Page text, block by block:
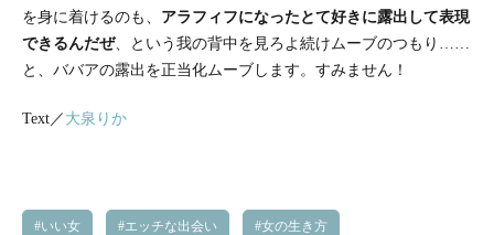
を身に着けるのも、 アラフィフになったとて好きに露出して表現
できるんだぜ、という我の背中を見ろよ続けムーブのつもり……
と、ババアの露出を正当化ムーブします。すみません！
Text／ 大泉りか
いい女 エッチな出会い 女の生き方